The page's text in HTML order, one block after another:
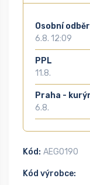
Osobní odběr
6.8. 12:09
PPL
11.8.
Praha - kurýr
6.8.
Kód: AEGO190
Kód výrobce: